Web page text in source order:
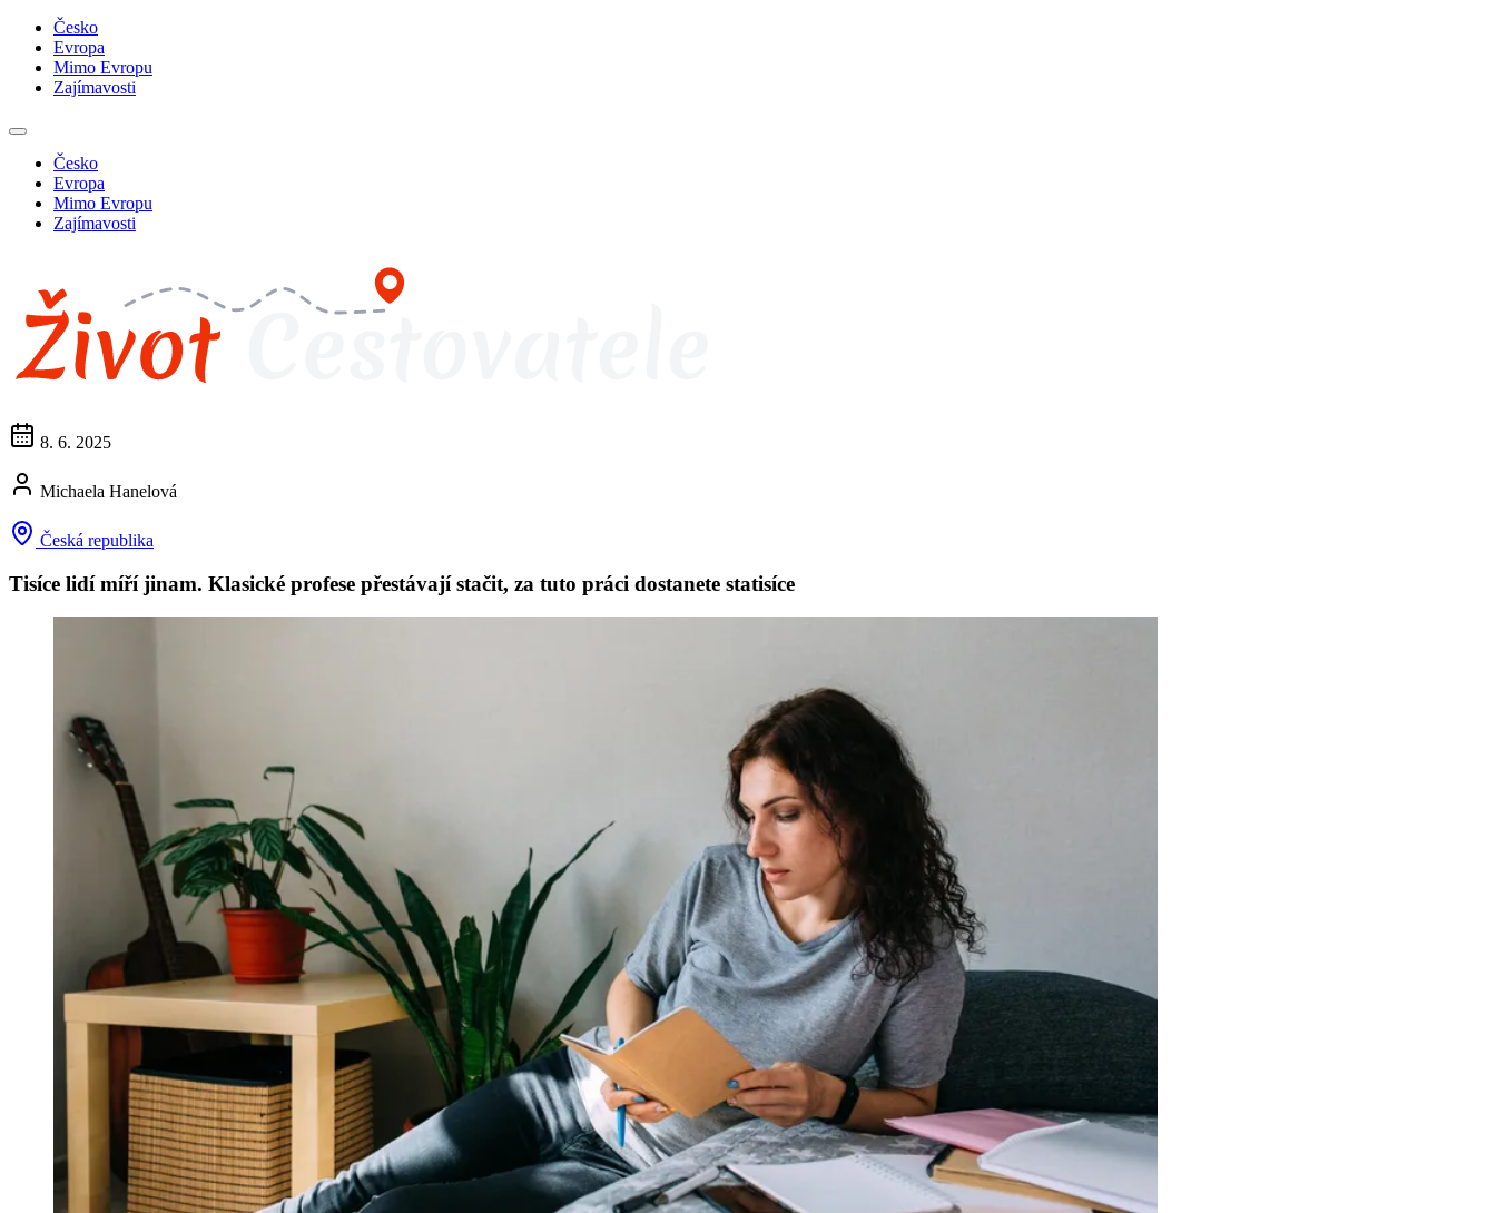
Česko
Evropa
Mimo Evropu
Zajímavosti
Česko
Evropa
Mimo Evropu
Zajímavosti
8. 6. 2025
Michaela Hanelová
Česká republika
Tisíce lidí míří jinam. Klasické profese přestávají stačit, za tuto práci dostanete statisíce